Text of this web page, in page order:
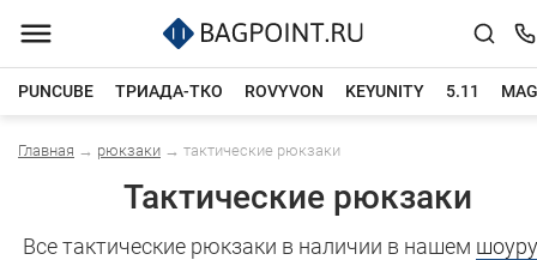
PUNCUBE ТРИАДА-ТКО ROVYVON KEYUNITY 5.11
Каталог товаров
Главная → рюкзаки → тактические рюкзаки
Тактические рюкзаки
Все тактические рюкзаки в наличии в нашем